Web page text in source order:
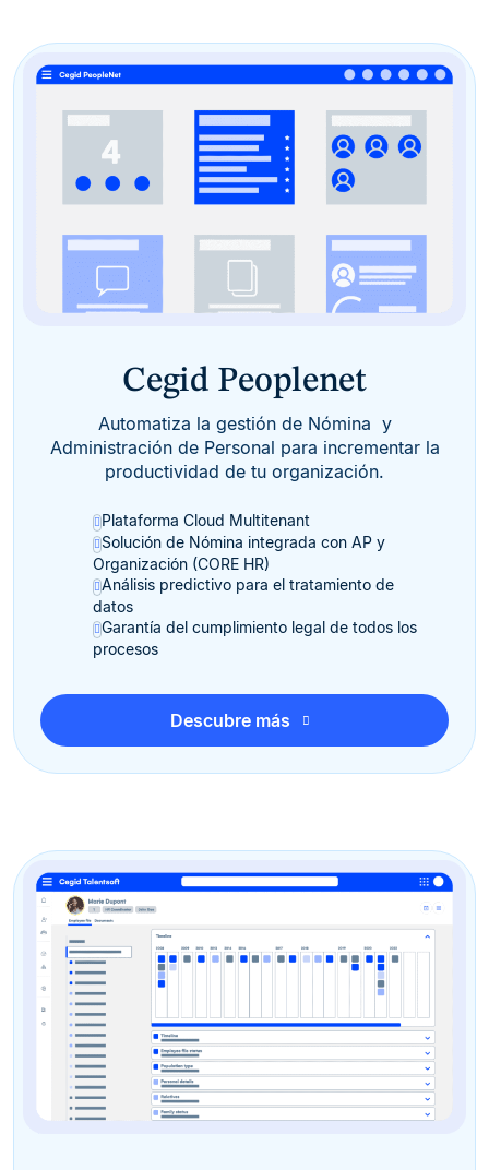
Cegid Peoplenet
Automatiza la gestión de Nómina y
Administración de Personal para incrementar la
productividad de tu organización.
Plataforma Cloud Multitenant
Solución de Nómina integrada con AP y
Organización (CORE HR)
Análisis predictivo para el tratamiento de
datos
Garantía del cumplimiento legal de todos los
procesos
Descubre más